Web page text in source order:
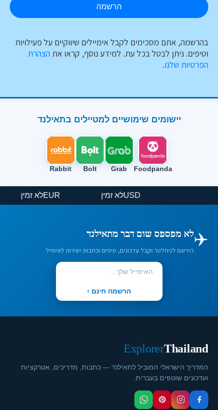
הרשמה
בהרשמה, אתם מסכימים לקבל אימיילים שיווקיים על פעילויות
וטיפים. ניתן לבטל בכל עת. למידע נוסף, קראו את הצהרת
הפרטיות שלנו.
יישומים שימושיים למטיילים בתאילנד
Foodpanda
Grab
Bolt
Rabbit
USD לא זמין EUR לא זמין
✈️לא מפספס שום דבר מתאילנד
הירשם לניוזלטר וקבל עדכונים, טיפים וכתבות ישירות לאימייל
הרשמה חינם ›
Thailand
Explorer
המדריך הישראלי המוביל לתאילנד — כתבות, מדריכים, אטרקציות
ועדכונים שוטפים בעברית.